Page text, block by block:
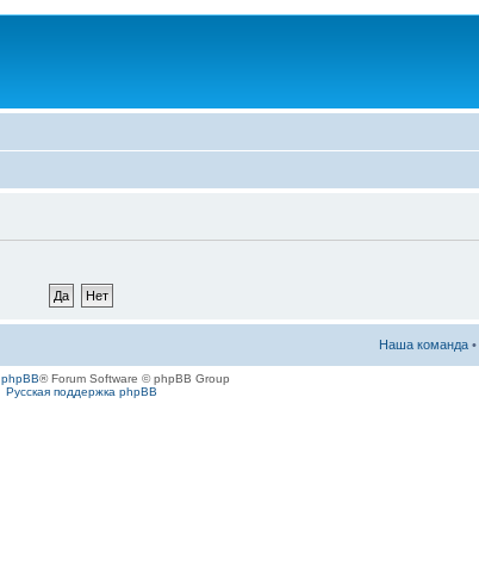
Наша команда •
phpBB® Forum Software © phpBB Group
Русская поддержка phpBB